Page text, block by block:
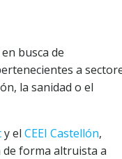
busca de
a
la sanidad o el
y el CEEI Castellón,
de forma altruista a